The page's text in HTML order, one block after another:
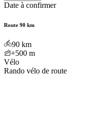
Date à confirmer
Route 90 km
90 km
+500 m
Vélo
Rando vélo de route